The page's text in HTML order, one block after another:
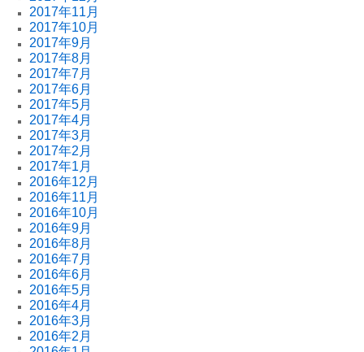
2017年11月
2017年10月
2017年9月
2017年8月
2017年7月
2017年6月
2017年5月
2017年4月
2017年3月
2017年2月
2017年1月
2016年12月
2016年11月
2016年10月
2016年9月
2016年8月
2016年7月
2016年6月
2016年5月
2016年4月
2016年3月
2016年2月